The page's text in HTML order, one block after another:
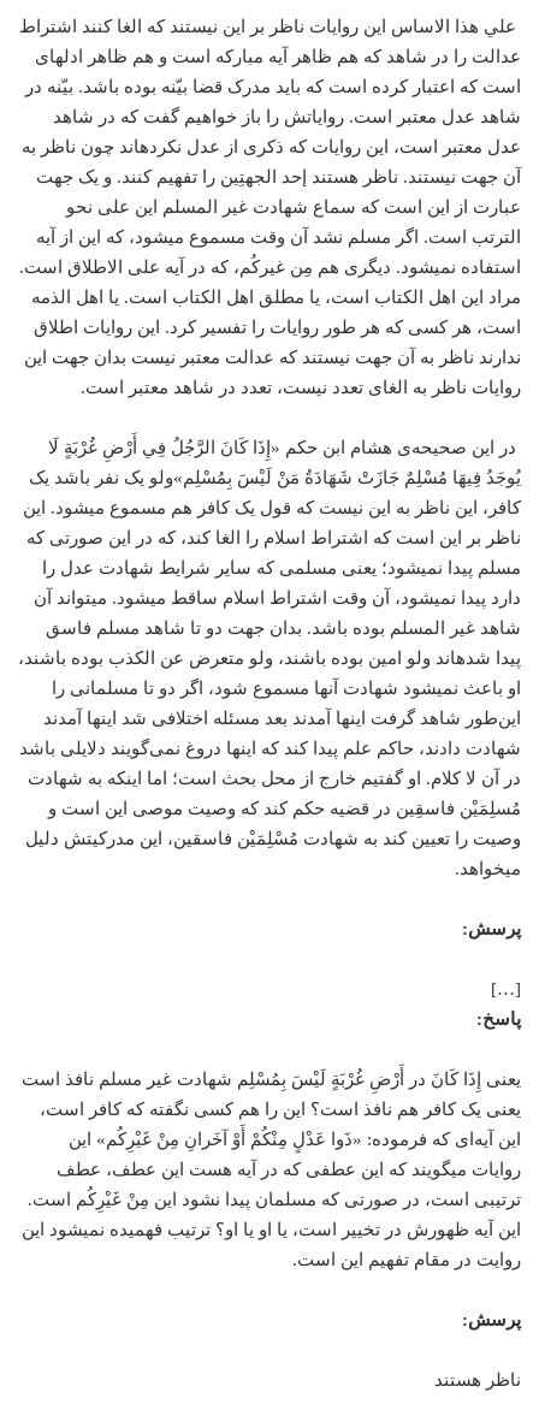
علي هذا الاساس این روایات ناظر بر این نیستند که الغا کنند اشتراط
عدالت را در شاهد که هم ظاهر آیه مبارکه است و هم ظاهر ادلهای
است که اعتبار کرده­ است که باید مدرک قضا بیّنه بوده ­باشد. بیّنه در
شاهد عدل معتبر است. روایاتش را باز خواهیم گفت که در شاهد
عدل معتبر است، این روایات که ذکری از عدل نکرده­اند چون ناظر به
آن جهت نیستند. ناظر هستند إحد الجهتِین را تفهیم کنند. و یک جهت
عبارت از این است که سماع شهادت غیر المسلم این علی نحو
الترتب است. اگر مسلم نشد آن وقت مسموع می­شود، که این از آیه
استفاده نمی­شود. دیگری هم مِن غیرکُم، که در آیه علی الاطلاق است.
مراد این اهل الکتاب است، یا مطلق اهل الکتاب است. یا اهل الذمه
است، هر کسی که هر طور روایات را تفسیر کرد. این روایات اطلاق
ندارند ناظر به آن جهت نیستند که عدالت معتبر نیست بدان جهت این
روایات ناظر به الغای تعدد نیست، تعدد در شاهد معتبر است.
در این صحیحه‌ی هشام ا‌بن حکم «إِذَا كَانَ الرَّجُلُ فِي أَرْضِ غُرْبَةٍ لَا
يُوجَدُ فِيهَا مُسْلِمٌ جَازَتْ شَهَادَةُ مَنْ لَيْسَ بِمُسْلِم‏»ولو یک نفر باشد یک
کافر، این ناظر به این نیست که قول یک کافر هم مسموع می­شود. این
ناظر بر این است که اشتراط اسلام را الغا کند، که در این صورتی که
مسلم پیدا نمی­شود؛ یعنی مسلمی که سایر شرایط شهادت عدل را
دارد پیدا نمی­شود، آن وقت اشتراط اسلام ساقط می­شود. می­تواند آن
شاهد غیر المسلم بوده ­باشد. بدان جهت دو تا شاهد مسلم فاسق
پیدا شده­اند ولو امین بوده ­باشند، ولو متعرض عن الکذب بوده­ باشند،
او باعث نمی­شود شهادت آن­ها مسموع شود، اگر دو تا مسلمانی را
این‌طور شاهد گرفت این­ها آمدند بعد مسئله اختلافی شد این­ها آمدند
شهادت دادند، حاکم علم پیدا کند که اینها دروغ نمی‌گویند دلایلی باشد
در آن لا کلام. او گفتیم خارج از محل بحث است؛ اما اینکه به شهادت
مُسلِمَیْن فاسقِین در قضیه حکم کند که وصیت موصی این است و
وصیت را تعیین کند به شهادت مُسْلِمَیْن فاسقین، این مدرکیتش دلیل
می­خواهد.
پرسش:
[…]
پاسخ:
یعنی إِذَا كَانَ در أَرْضِ غُرْبَةٍ لَيْسَ بِمُسْلِم‏ شهادت غیر مسلم نافذ است
یعنی یک کافر هم نافذ است؟ این را هم کسی نگفته که کافر است،
این آیه‌ای که فرموده: «ذَوا عَدْلٍ مِنْكُمْ أَوْ آخَرانِ مِنْ غَيْرِكُم‏» این
روایات می­گویند که این عطفی که در آیه هست این عطف، عطف
ترتیبی است، در صورتی که مسلمان پیدا نشود این مِنْ غَيْرِكُم است.
این آیه ظهورش در تخییر است، یا او یا او؟ ترتیب فهمیده نمی­شود این
روایت در مقام تفهیم این است.
پرسش:
ناظر هستند